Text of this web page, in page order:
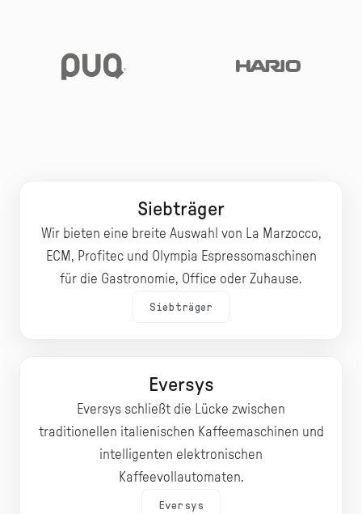
Siebträger
Wir bieten eine breite Auswahl von La Marzocco,
ECM, Profitec und Olympia Espressomaschinen
für die Gastronomie, Office oder Zuhause.
Siebträger
Eversys
Eversys schließt die Lücke zwischen
traditionellen italienischen Kaffeemaschinen und
intelligenten elektronischen
Kaffeevollautomaten.
Eversys